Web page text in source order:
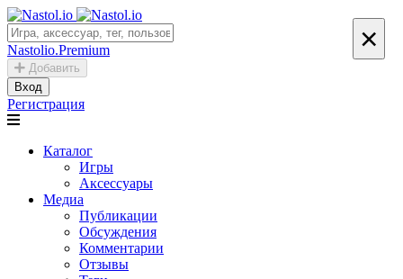
Nastolio.Premium
Добавить
Вход
Регистрация
Каталог
Игры
Аксессуары
Медиа
Публикации
Обсуждения
Комментарии
Отзывы
×